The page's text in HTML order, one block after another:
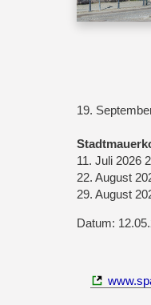
19.
11. Juli 2026
22. August
29. August
Datum: